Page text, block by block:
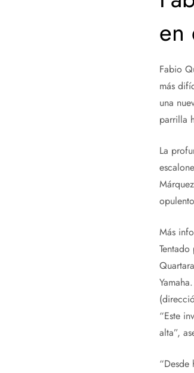
en
Fabio
más
una
parrilla
La
Más
“Este
alta”,